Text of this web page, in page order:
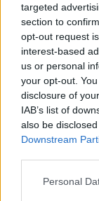
targeted
section to
opt-out request
interest-based
us or personal
your opt-out.
disclosure of
IAB’s list of
also be
Downstream
Personal
Kriminalai
Policija
sulaikė gandrą
neblaivų vyrą(1)